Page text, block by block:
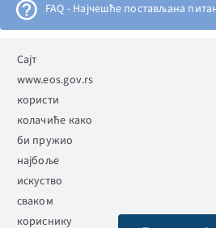
FAQ - Најчешће постављана
АЛИМС
Сајт
www.eos.gov.rs
користи
колачиће како
би пружио
најбоље
искуство
сваком
кориснику